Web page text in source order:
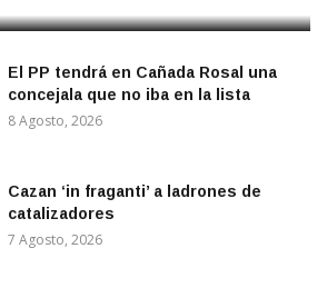
El PP tendrá en Cañada Rosal una
concejala que no iba en la lista
8 Agosto, 2026
Cazan ‘in fraganti’ a ladrones de
catalizadores
7 Agosto, 2026